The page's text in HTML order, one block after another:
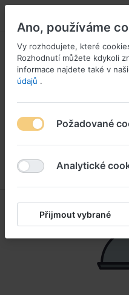
Ano, používáme
Vy rozhodujete, které
Rozhodnutí můžete kdykoli
informace najdete také v
údajů .
Požadované
Analytické
Přijmout vybrané